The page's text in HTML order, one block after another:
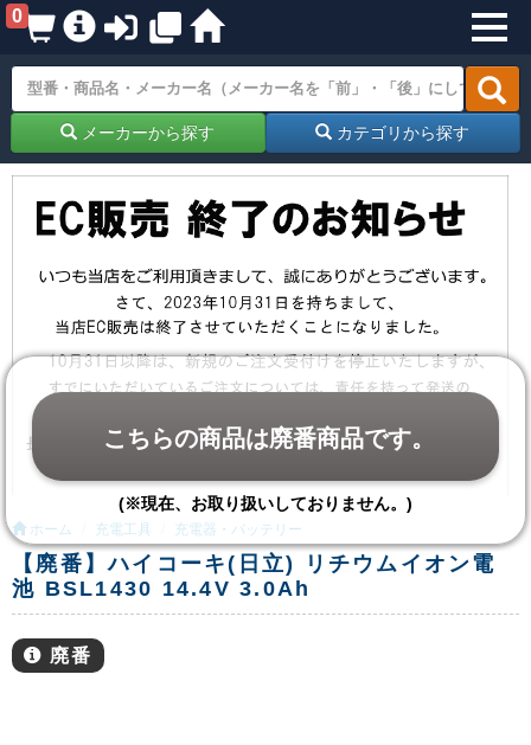
0
メーカーから探す カテゴリから探す
ホーム 充電工具 充電器・バッテリー
【廃番】ハイコーキ(日立) リチウムイオン電
池 BSL1430 14.4V 3.0Ah
廃番
こちらの商品は廃番商品です。
(※現在、お取り扱いしておりません。)